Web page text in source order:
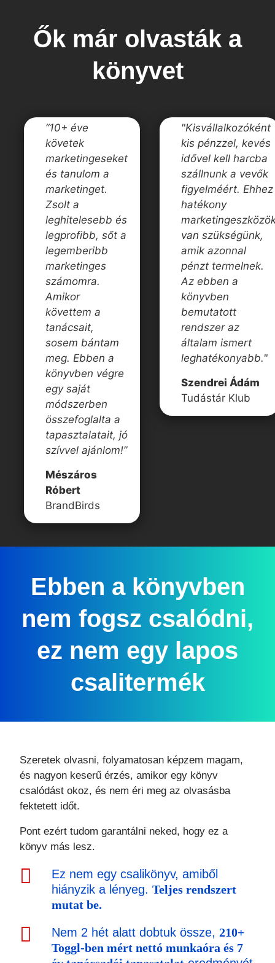
Ők már olvasták a
könyvet
“10+ éve
követek
marketingeseket
és tanulom a
marketinget.
Zsolt a
leghitelesebb és
legprofibb, sőt a
legemberibb
marketinges
számomra.
Amikor
követtem a
tanácsait,
sosem bántam
meg. Ebben a
könyvben végre
egy saját
módszerben
összefoglalta a
tapasztalatait, jó
szívvel ajánlom!”
Mészáros
Róbert
BrandBirds
"Kisvállalkozóként
kis pénzzel, kevés
idővel kell harcba
szállnunk a vevők
figyelméért. Ehhez
hatékony
van szükségünk,
amik azonnal
pénzt termelnek.
Az ebben a
könyvben
bemutatott
rendszer az
általam ismert
leghatékonyabb."
Szendrei Ádám
Tudástár Klub
Ebben a könyvben
nem fogsz csalódni,
ez nem egy lapos
csalitermék
Szeretek olvasni, folyamatosan képzem magam,
és nagyon keserű érzés, amikor egy könyv
csalódást okoz, és nem éri meg az olvasásba
fektetett időt.
Pont ezért tudom garantálni neked, hogy ez a
könyv más lesz.
Ez nem egy csalikönyv, amiből
hiányzik a lényeg. Teljes rendszert
mutat be.
Nem 2 hét alatt dobtuk össze, 210+
Toggl-ben mért nettó munkaóra és 7